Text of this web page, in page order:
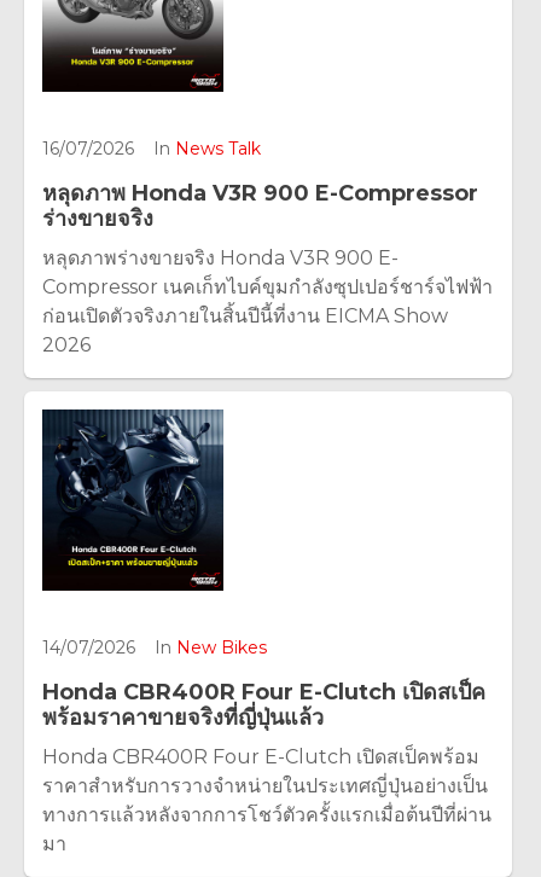
16/07/2026 In News Talk
หลุดภาพ Honda V3R 900 E-Compressor
ร่างขายจริง
หลุดภาพร่างขายจริง Honda V3R 900 E-
Compressor เนคเก็ทไบค์ขุมกำลังซุปเปอร์ชาร์จไฟฟ้า
ก่อนเปิดตัวจริงภายในสิ้นปีนี้ที่งาน EICMA Show
2026
14/07/2026 In New Bikes
Honda CBR400R Four E-Clutch เปิดสเป็ค
พร้อมราคาขายจริงที่ญี่ปุ่นแล้ว
Honda CBR400R Four E-Clutch เปิดสเป็คพร้อม
ราคาสำหรับการวางจำหน่ายในประเทศญี่ปุ่นอย่างเป็น
ทางการแล้วหลังจากการโชว์ตัวครั้งแรกเมื่อต้นปีที่ผ่าน
มา